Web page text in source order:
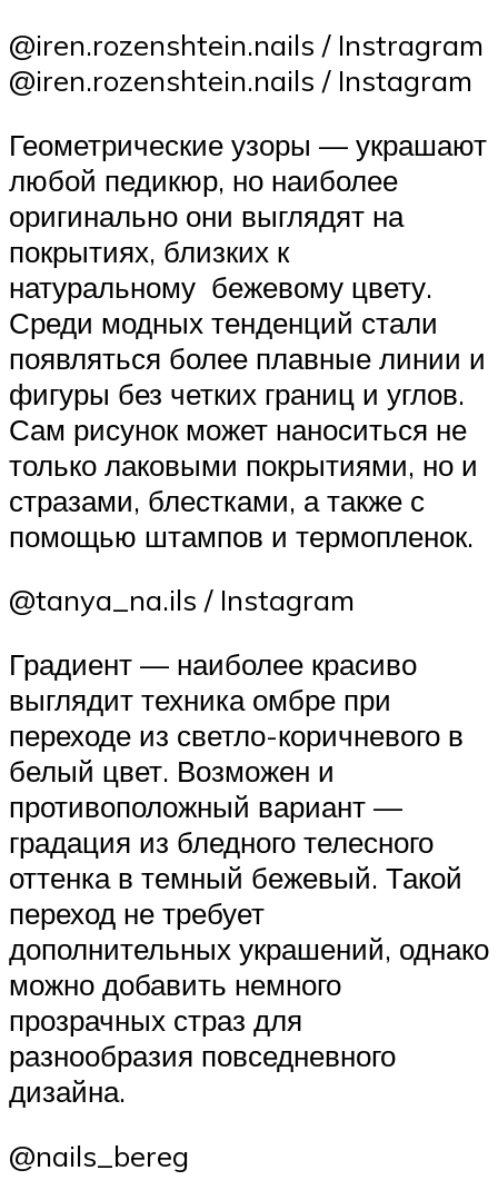
@iren.rozenshtein.nails / Instragram
@iren.rozenshtein.nails / Instagram
Геометрические узоры — украшают
любой педикюр, но наиболее
оригинально они выглядят на
покрытиях, близких к
натуральному бежевому цвету.
Среди модных тенденций стали
появляться более плавные линии и
фигуры без четких границ и углов.
Сам рисунок может наноситься не
только лаковыми покрытиями, но и
стразами, блестками, а также с
помощью штампов и термопленок.
@tanya_na.ils / Instagram
Градиент — наиболее красиво
выглядит техника омбре при
переходе из светло-коричневого в
белый цвет. Возможен и
противоположный вариант —
градация из бледного телесного
оттенка в темный бежевый. Такой
переход не требует
дополнительных украшений, однако
можно добавить немного
прозрачных страз для
разнообразия повседневного
дизайна.
@nails_bereg